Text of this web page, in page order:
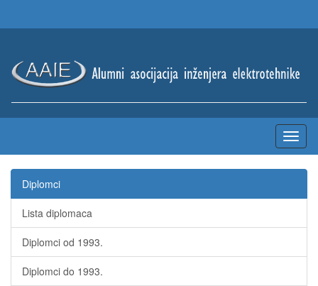
Diplomci
Lista diplomaca
Diplomci od 1993.
Diplomci do 1993.